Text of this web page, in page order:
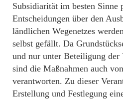
Subsidiarität im besten Sinne
Entscheidungen über den
ländlichen Wegenetzes
selbst gefällt. Da
und nur unter Beteiligung der
sind die Maßnahmen auch
verantworten. Zu dieser
Erstellung und Festlegung